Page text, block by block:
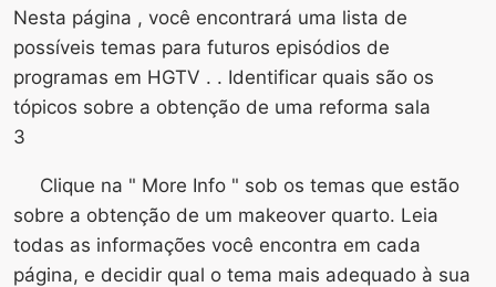
Nesta página , você encontrará uma lista de
possíveis temas para futuros episódios de
programas em HGTV . . Identificar quais são os
tópicos sobre a obtenção de uma reforma sala
3
Clique na " More Info " sob os temas que estão
sobre a obtenção de um makeover quarto. Leia
todas as informações você encontra em cada
página, e decidir qual o tema mais adequado à sua